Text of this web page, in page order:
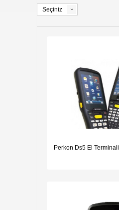
İLETİŞİM
Seçiniz
Perkon Ds5 El Terminali